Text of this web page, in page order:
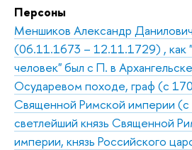
Персоны
Меншиков Александр Данилович
(06.11.1673 – 12.11.1729) , как
человек" был с П. в
Осударевом походе, граф (с
Священной Римской империи
светлейший князь Священной
империи, князь Российского